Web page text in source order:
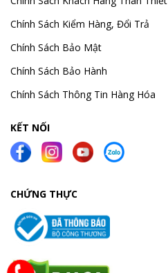
Chính Sách Kiểm Hàng, Đổi Trả
Chính Sách Bảo Mật
Chính Sách Bảo Hành
Chính Sách Thông Tin Hàng Hóa
KẾT NỐI
CHỨNG THỰC